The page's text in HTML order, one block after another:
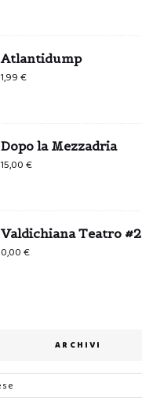
Atlantidump
1,99€
Dopo la Mezzadria
15,00€
Valdichiana Teatro #2
0,00€
ARCHIVI